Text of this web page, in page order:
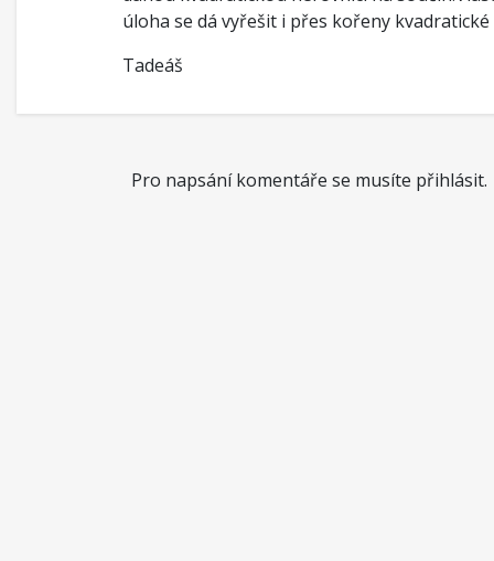
úloha se dá vyřešit i přes kořeny kvadratické
Tadeáš
Pro napsání komentáře se musíte přihlásit.